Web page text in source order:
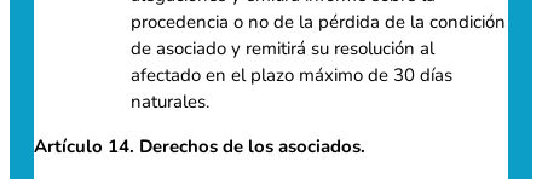
procedencia o no de la pérdida de la condición
de asociado y remitirá su resolución al
afectado en el plazo máximo de 30 días
naturales.
Artículo 14. Derechos de los asociados.